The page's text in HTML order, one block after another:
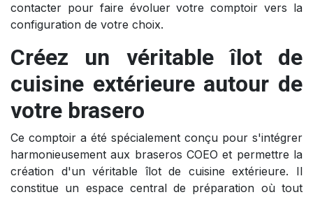
contacter pour faire évoluer votre comptoir vers la
configuration de votre choix.
Créez un véritable îlot de
cuisine extérieure autour de
votre brasero
Ce comptoir a été spécialement conçu pour s'intégrer
harmonieusement aux braseros COEO et permettre la
création d'un véritable îlot de cuisine extérieure. Il
constitue un espace central de préparation où tout